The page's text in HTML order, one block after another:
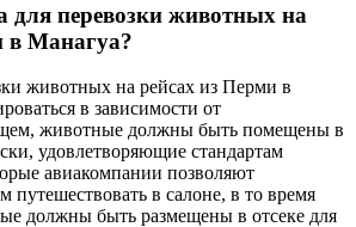
перевозки животных на
в Манагуа?
животных на рейсах из Перми в
в зависимости от
животные должны быть помещены в
удовлетворяющие стандартам
авиакомпании позволяют
в салоне, в то время
должны быть размещены в отсеке для